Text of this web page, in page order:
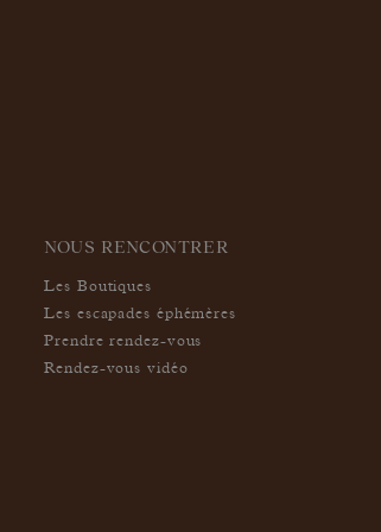
NOUS RENCONTRER
Les Boutiques
Les escapades éphémères
Prendre rendez-vous
Rendez-vous vidéo